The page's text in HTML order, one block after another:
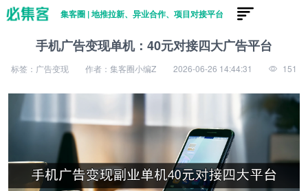
集客圈 | 地推拉新、异业合作、项目对接平台
手机广告变现单机：40元对接四大广告平台
标签：广告变现 作者：集客圈小编Z 2026-06-26 14:44:31 151